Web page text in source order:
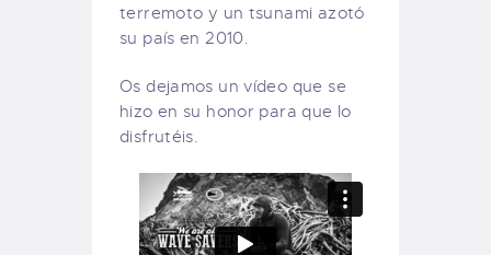
terremoto y un tsunami azotó
su país en 2010.
Os dejamos un vídeo que se
hizo en su honor para que lo
disfrutéis.